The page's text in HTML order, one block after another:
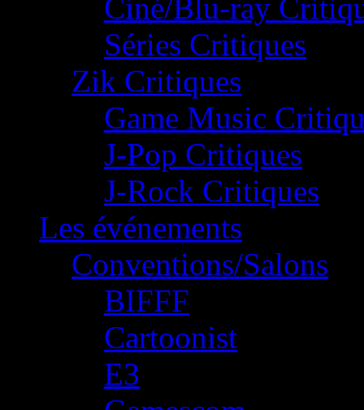
Ciné/Blu-ray
Séries Critiques
Zik Critiques
Game Music
J-Pop Critiques
J-Rock Critiques
Les événements
Conventions/Salons
BIFFF
Cartoonist
E3